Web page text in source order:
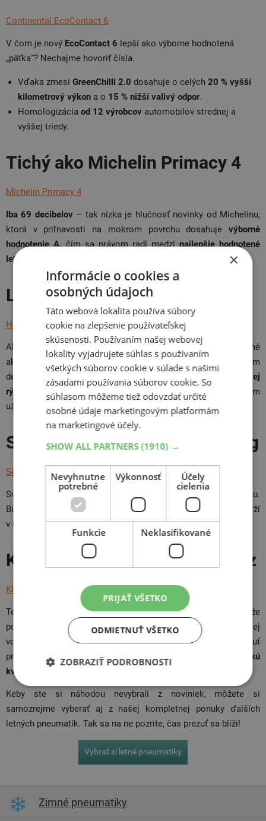
Continental EcoContact 6
V čom je nový EcoContact 6 lepší ako výborne hodnotená
„päťka“? Nechajme hovoriť čísla.
Vďaka zmesi GreenChilli 2.0 dosahuje o celých 20 % vyšší
kilometrový výkon a o 15 % nižší valivý odpor.
Homologizácia od 12 výrobcov automobilov strednej a
vyššej triedy.
Tichý ako Michelin Primacy 4
Michelin Primacy 4
Iba 69 decibelov– tak nízka je hlučnosť novinky od Michelinu,
ktorá v priľnavosti na mokrom povrchu dosahuje výborné
hodnotenie A, čím sa právom radí medzi najlepšie hodnotené
letné pneumatiky na trhu
Luxusný šibal Hankook
Hankook K 127 Ventus S1 Evo 3
Ak vám garáž zdobí poriadny superšport, nezaslúži si nič iné
ako nový luxusný Hankook s inovatívnym asymetrickým
dezénom, ktorý má vaše auto
pod kontrolou aj v tej najvyššej
rýchlosti
. Chcete na diaľnici poriadne šliapnuť na plyn? Potom
už nemusíte ďalej hľadať.
Spoľahlivosť, solídnosť, Sebring
Sebring Road
Svoj názov si novinka od Sebringu nevyslúžila len tak náhodou.
Bude vám
spoľahlivým partnerom na cestách, ktorý vás podrží
v každej zákrute. Navyše za rozumnú cenu!
Kleber – kvalita za lacný peniaz
Kleber Dynaxer HP4
Tento najnovší prírastok v rade Kleber Dynaxer HP sa môže
pochváliť s o
13 % kratšoubrzdnou dráhou na suchej aj mokrej
vozovke v porovnaní s jeho predchodcom. Ináč môže ponúknuť
presne to, čo by ste od francúzskej značky čakali –
vysokú
kvalitu za prekvapivo nízku cenu
Keby ste si náhodou nevybrali z noviniek, môžete si
samozrejme vyberať aj z našej kompletnej ponuky ďalších
letných pneumatík. Tak sa na ne pozrite, čas prezuť sa blíži!
Vybrať si letné pneumatiky
Zimné pneumatiky
×
Informácie o cookies a
osobných údajoch
Táto webová lokalita používa súbory
cookie na zlepšenie používateľskej
skúsenosti. Používaním našej webovej
lokality vyjadrujete súhlas s používaním
všetkých súborov cookie v súlade s našimi
zásadami používania súborov cookie. So
súhlasom môžeme tiež odovzdať určité
osobné údaje marketingovým platformám
na marketingové účely.
SHOW ALL PARTNERS(1910) →
Nevyhnutne
potrebné
Výkonnosť
Účely
cielenia
Funkcie Neklasifikované
PRIJAŤ VŠETKO
ODMIETNUŤ VŠETKO
ZOBRAZIŤ PODROBNOSTI